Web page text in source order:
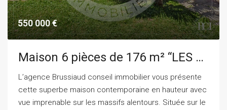
550 000 €
Maison 6 pièces de 176 m² “LES BALCONS DE BELLEDONNE”
L’agence Brussiaud conseil immobilier vous présente
cette superbe maison contemporaine en hauteur avec
vue imprenable sur les massifs alentours. Située sur le